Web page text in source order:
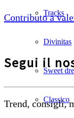
Tracks
Divinitas
Sweet
Classico
Contributo a
Segui il
Trend, consigli,